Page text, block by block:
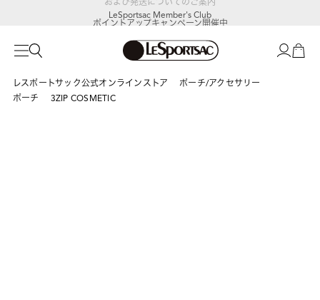
LeSportsac Member's Club
ポイントアップキャンペーン開催中
レスポートサック公式オンラインストア
ポーチ/アクセサリー
ポーチ
3ZIP COSMETIC